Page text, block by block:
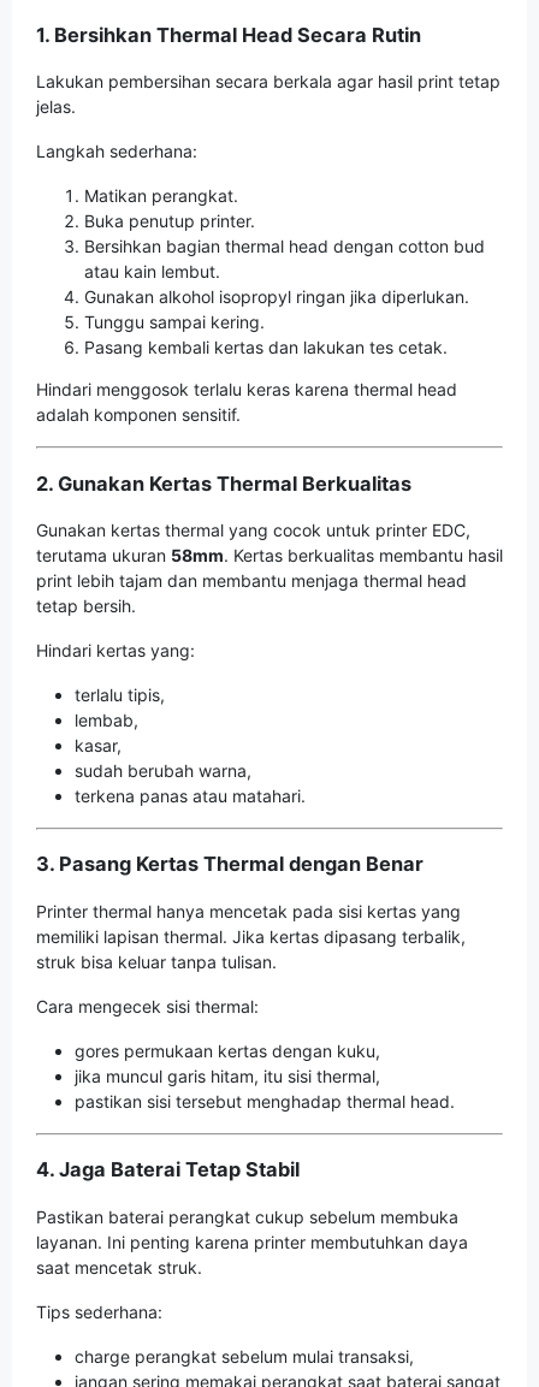
1. Bersihkan Thermal Head Secara Rutin
Lakukan pembersihan secara berkala agar hasil print tetap
jelas.
Langkah sederhana:
Matikan perangkat.
Buka penutup printer.
Bersihkan bagian thermal head dengan cotton bud
atau kain lembut.
Gunakan alkohol isopropyl ringan jika diperlukan.
Tunggu sampai kering.
Pasang kembali kertas dan lakukan tes cetak.
Hindari menggosok terlalu keras karena thermal head
adalah komponen sensitif.
2. Gunakan Kertas Thermal Berkualitas
Gunakan kertas thermal yang cocok untuk printer EDC,
terutama ukuran 58mm. Kertas berkualitas membantu hasil
print lebih tajam dan membantu menjaga thermal head
tetap bersih.
Hindari kertas yang:
terlalu tipis,
lembab,
kasar,
sudah berubah warna,
terkena panas atau matahari.
3. Pasang Kertas Thermal dengan Benar
Printer thermal hanya mencetak pada sisi kertas yang
memiliki lapisan thermal. Jika kertas dipasang terbalik,
struk bisa keluar tanpa tulisan.
Cara mengecek sisi thermal:
gores permukaan kertas dengan kuku,
jika muncul garis hitam, itu sisi thermal,
pastikan sisi tersebut menghadap thermal head.
4. Jaga Baterai Tetap Stabil
Pastikan baterai perangkat cukup sebelum membuka
layanan. Ini penting karena printer membutuhkan daya
saat mencetak struk.
Tips sederhana:
charge perangkat sebelum mulai transaksi,
jangan sering memakai perangkat saat baterai sangat